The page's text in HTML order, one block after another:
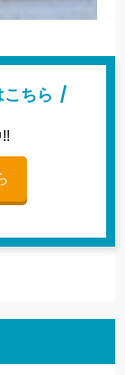
ちら